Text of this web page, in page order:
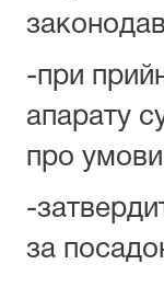
-при
апарату
про умови
-
за